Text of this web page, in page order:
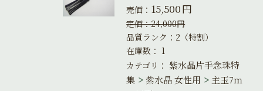
売価： 15,500円
定価：24,000円
品質ランク：2（特割）
在庫数： 1
カテゴリ： 紫水晶片手念珠特
集
紫水晶 女性用
主玉7ｍ